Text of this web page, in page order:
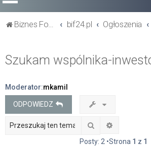
Biznes Forum bif24.pl Ogłoszenia
Szukam wspólnika-
Moderator:mkamil
ODPOWIEDZ
Szukaj
Posty: 2 •Strona 1 z 1